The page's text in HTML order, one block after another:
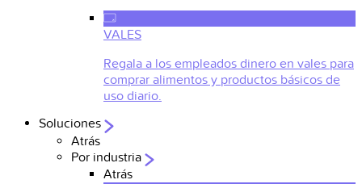
VALES
Regala a los empleados dinero en vales para
comprar alimentos y productos básicos de
uso diario.
Soluciones
Atrás
Por industria
Atrás